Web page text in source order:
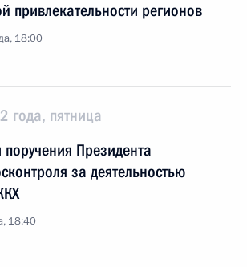
привлекательности регионов
18:00
года, пятница
Президента
за деятельностью
18:40